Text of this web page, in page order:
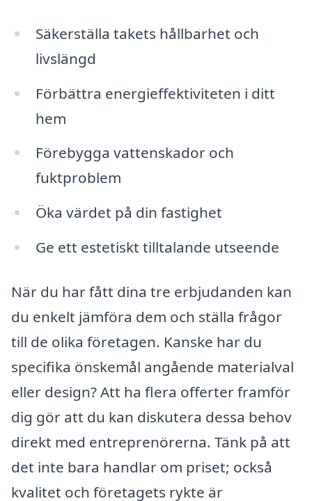
Säkerställa takets hållbarhet och
livslängd
Förbättra energieffektiviteten i ditt
hem
Förebygga vattenskador och
fuktproblem
Öka värdet på din fastighet
Ge ett estetiskt tilltalande utseende
När du har fått dina tre erbjudanden kan
du enkelt jämföra dem och ställa frågor
till de olika företagen. Kanske har du
specifika önskemål angående materialval
eller design? Att ha flera offerter framför
dig gör att du kan diskutera dessa behov
direkt med entreprenörerna. Tänk på att
det inte bara handlar om priset; också
kvalitet och företagets rykte är